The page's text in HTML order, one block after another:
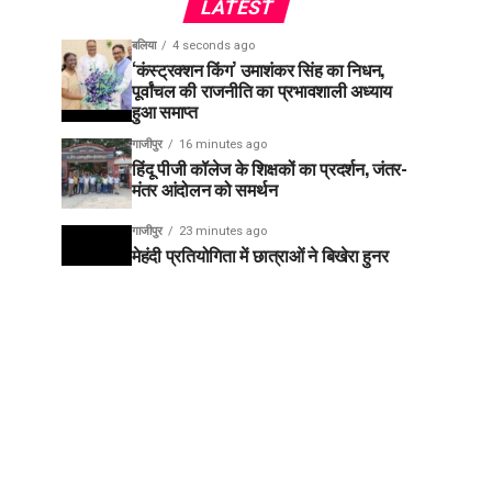
LATEST
बलिया 4 seconds ago
‘कंस्ट्रक्शन किंग’ उमाशंकर सिंह का निधन,
पूर्वांचल की राजनीति का प्रभावशाली अध्याय
हुआ समाप्त
गाजीपुर 16 minutes ago
हिंदू पीजी कॉलेज के शिक्षकों का प्रदर्शन, जंतर-
मंतर आंदोलन को समर्थन
गाजीपुर 23 minutes ago
मेहंदी प्रतियोगिता में छात्राओं ने बिखेरा हुनर